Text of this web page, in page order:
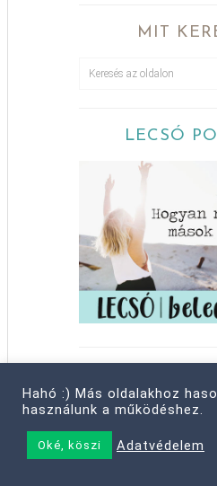
MIT
LECSÓ
Erabig-40 perces
Angi-
Vivi-
Hahó :) Más oldalakhoz
használunk a működéshez.
Oké, köszi Adatvédelem